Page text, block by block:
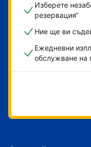
Изберете
резервация“
Ние ще ви
Ежедневни
обслужване на